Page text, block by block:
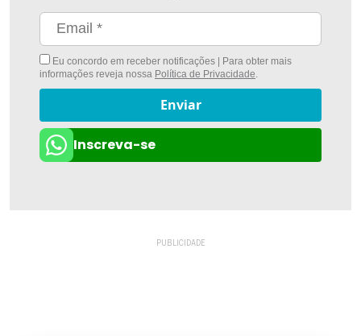
Eu concordo em receber notificações | Para obter mais
informações reveja nossa Política de Privacidade.
Enviar
Inscreva-se